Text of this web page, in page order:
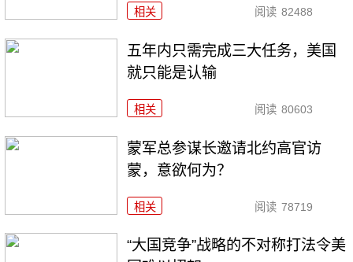
相关 阅读 82488
五年内只需完成三大任务，美国
就只能是认输
相关 阅读 80603
​蒙军总参谋长邀请北约高官访
蒙，意欲何为？
相关 阅读 78719
“大国竞争”战略的不对称打法令美